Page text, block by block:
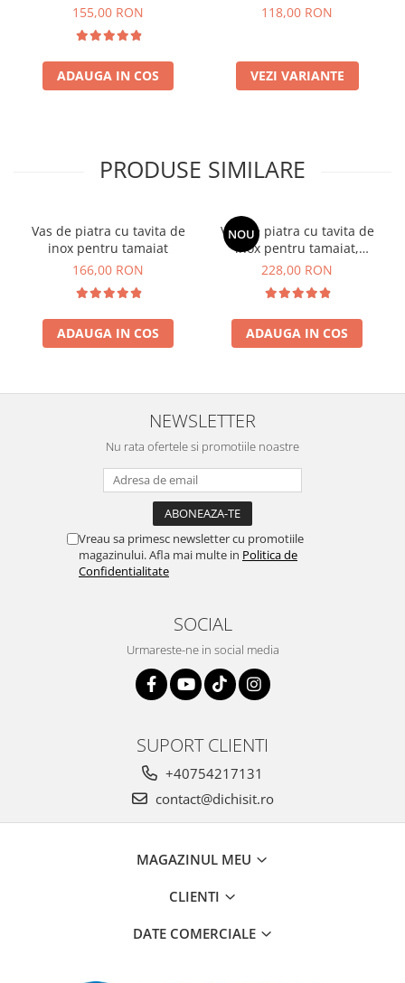
155,00 RON
ADAUGA IN COS
118,00 RON
VEZI VARIANTE
PRODUSE SIMILARE
Vas de piatra cu tavita de
inox pentru tamaiat
166,00 RON
ADAUGA IN COS
NOU
Vas de piatra cu tavita de
inox pentru tamaiat,
Mandala
228,00 RON
ADAUGA IN COS
NEWSLETTER
Nu rata ofertele si promotiile noastre
Vreau sa primesc newsletter cu promotiile
magazinului. Afla mai multe in Politica de
Confidentialitate
SOCIAL
Urmareste-ne in social media
SUPORT CLIENTI
+40754217131
contact@dichisit.ro
MAGAZINUL MEU
CLIENTI
DATE COMERCIALE